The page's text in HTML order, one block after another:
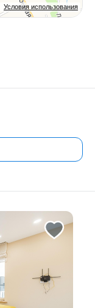
Условия использования